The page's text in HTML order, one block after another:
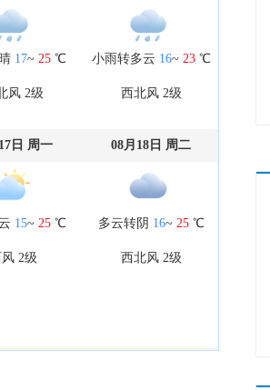
17~ 25℃
风 2级
小雨转多云 16~ 23℃
西北风 2级
日 周一
15~ 25℃
2级
08月18日 周二
多云转阴 16~ 25℃
西北风 2级